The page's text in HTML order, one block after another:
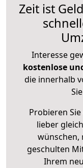
Zeit ist
Interesse
kostenlose
die innerhalb
Probieren
lieber
wünschen,
geschulten
Ihrem